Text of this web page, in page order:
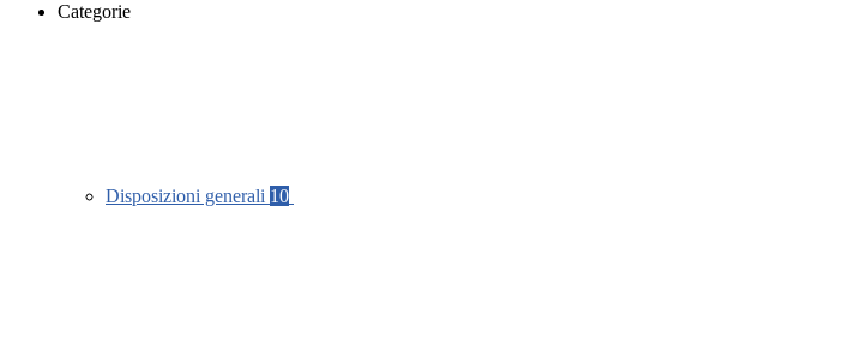
Categorie
Disposizioni generali 10